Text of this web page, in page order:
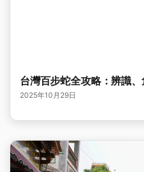
台灣百步蛇全攻略：辨識
2025年10月29日